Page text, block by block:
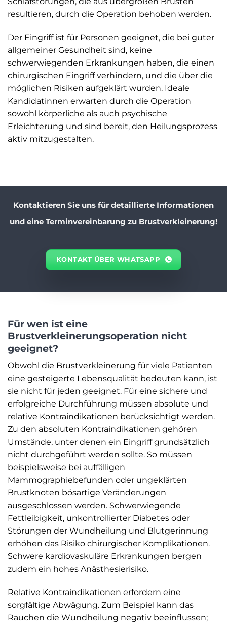
resultieren, durch die Operation behoben werden.
Der Eingriff ist für Personen geeignet, die bei guter
allgemeiner Gesundheit sind, keine
schwerwiegenden Erkrankungen haben, die einen
chirurgischen Eingriff verhindern, und die über die
möglichen Risiken aufgeklärt wurden. Ideale
Kandidatinnen erwarten durch die Operation
sowohl körperliche als auch psychische
Erleichterung und sind bereit, den Heilungsprozess
aktiv mitzugestalten.
Kontaktieren Sie uns für detaillierte Informationen
und eine Terminvereinbarung zu Brustverkleinerung!
KONTAKT ÜBER WHATSAPP
Für wen ist eine
Brustverkleinerungsoperation nicht
geeignet?
Obwohl die Brustverkleinerung für viele Patienten
eine gesteigerte Lebensqualität bedeuten kann, ist
sie nicht für jeden geeignet. Für eine sichere und
erfolgreiche Durchführung müssen absolute und
relative Kontraindikationen berücksichtigt werden.
Zu den absoluten Kontraindikationen gehören
Umstände, unter denen ein Eingriff grundsätzlich
nicht durchgeführt werden sollte. So müssen
beispielsweise bei auffälligen
Mammographiebefunden oder ungeklärten
Brustknoten bösartige Veränderungen
ausgeschlossen werden. Schwerwiegende
Fettleibigkeit, unkontrollierter Diabetes oder
Störungen der Wundheilung und Blutgerinnung
erhöhen das Risiko chirurgischer Komplikationen.
Schwere kardiovaskuläre Erkrankungen bergen
zudem ein hohes Anästhesierisiko.
Relative Kontraindikationen erfordern eine
sorgfältige Abwägung. Zum Beispiel kann das
Rauchen die Wundheilung negativ beeinflussen;